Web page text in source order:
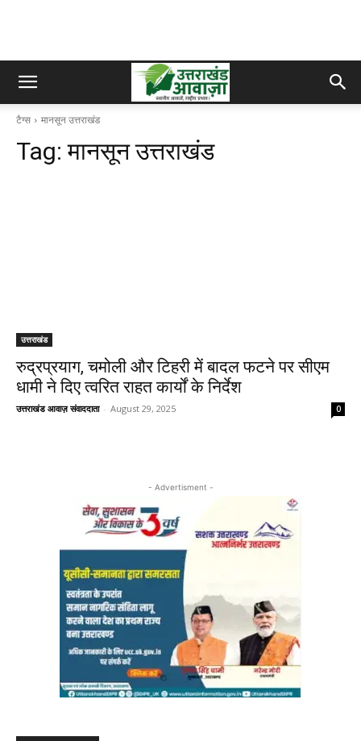
टैग्स मानसून उत्तराखंड
Tag:मानसून उत्तराखंड
उत्तराखंड
रुद्रप्रयाग, चमोली और टिहरी में बादल फटने पर सीएम
धामी ने दिए त्वरित राहत कार्यों के निर्देश
उत्तराखंड आवाज़ संवाददाता - August 29, 2025 0
- Advertisment -